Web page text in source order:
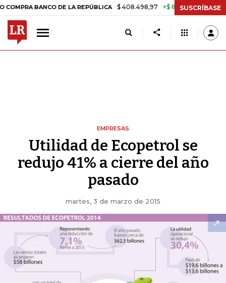
BANCO DE LA REPÚBLICA $ 408.498,97 +$ 8.753,81 +2,19% TASA
SUSCRÍBASE
EMPRESAS
Utilidad de Ecopetrol se
redujo 41% a cierre del año
pasado
martes, 3 de marzo de 2015